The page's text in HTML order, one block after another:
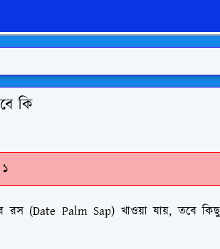
কি
রস (Date Palm Sap) খাওয়া যায়, তবে